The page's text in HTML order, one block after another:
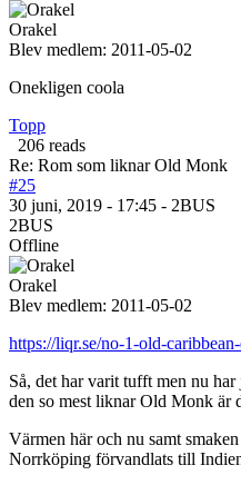
Orakel
Blev medlem: 2011-05-02
Onekligen coola
Topp
206 reads
Re: Rom som liknar Old Monk
#25
30 juni, 2019 - 17:45 - 2BUS
2BUS
Offline
Orakel
Blev medlem: 2011-05-02
https://liqr.se/no-1-old-
Så, det har varit tufft men nu
den so mest liknar Old Monk är
Värmen här och nu samt
Norrköping förvandlats till